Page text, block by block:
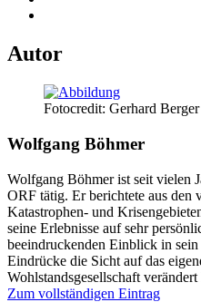
Autor
Fotocredit: Gerhard Berger
Wolfgang Böhmer
Wolfgang Böhmer ist seit vielen
ORF tätig. Er berichtete aus den
Katastrophen- und
seine Erlebnisse auf sehr
beeindruckenden Einblick in
Eindrücke die Sicht auf das
Wohlstandsgesellschaft verändert
Zum vollständigen Eintrag